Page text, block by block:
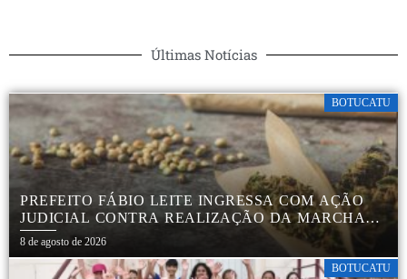
Últimas Notícias
BOTUCATU
PREFEITO FÁBIO LEITE INGRESSA COM AÇÃO
JUDICIAL CONTRA REALIZAÇÃO DA MARCHA
DA MACONHA EM BOTUCATU
8 de agosto de 2026
BOTUCATU